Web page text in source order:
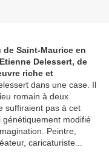
Saint-Maurice en
Delessert, de
riche et
dans une case. Il
romain à deux
suffiraient pas à cet
modifié
Peintre,
caricaturiste...